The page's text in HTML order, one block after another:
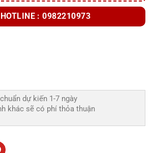
HOTLINE : 0982210973
dự kiến 1-7 ngày
khác sẽ có phí thỏa thuận